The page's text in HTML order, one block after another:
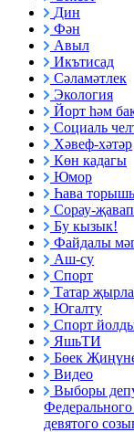
Дин
Фән
Авыл
Икътисад
Сәламәтлек
Экология
Йорт һәм
Социаль
Хәвеф-хәтәр
Көн кадагы
Юмор
Һава
Сорау-җавап
Бу кызык!
Файдалы
Аш-су
Спорт
Татар
Югалту
Спорт
ЯшьТИ
Бөек
Видео
Выборы
девятого